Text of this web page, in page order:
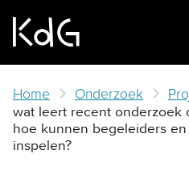
main
Home Onderzoek
wat leert recent onderzoek
hoe kunnen begeleiders
inspelen?